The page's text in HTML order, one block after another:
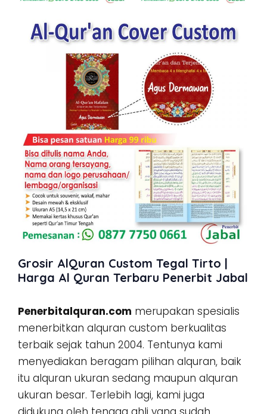
Grosir AlQuran Custom Tegal Tirto |
Harga Al Quran Terbaru Penerbit Jabal
Penerbitalquran.com merupakan spesialis
menerbitkan alquran custom berkualitas
terbaik sejak tahun 2004. Tentunya kami
menyediakan beragam pilihan alquran, baik
itu alquran ukuran sedang maupun alquran
ukuran besar. Terlebih lagi, kami juga